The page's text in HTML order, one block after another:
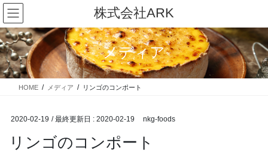
コ
ン
テ
ン
ツ
に
移
ナ
ビ
ゲ
ー
シ
ョ
ン
株式会社ARK
メディア
HOME メディア リンゴのコンポート
2020-02-19 / 最終更新日 : 2020-02-19 nkg-foods
リンゴのコンポート